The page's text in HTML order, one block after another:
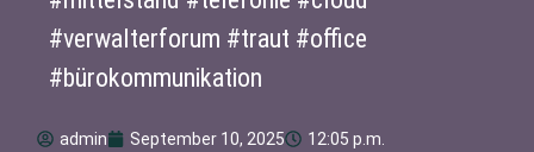
#verwalterforum #traut #office
#bürokommunikation
admin September 10, 2025
12:05 p.m.